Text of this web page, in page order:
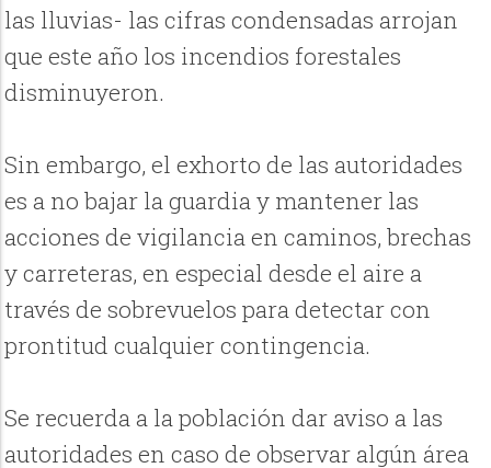
las lluvias- las cifras condensadas arrojan
que este año los incendios forestales
disminuyeron.
Sin embargo, el exhorto de las autoridades
es a no bajar la guardia y mantener las
acciones de vigilancia en caminos, brechas
y carreteras, en especial desde el aire a
través de sobrevuelos para detectar con
prontitud cualquier contingencia.
Se recuerda a la población dar aviso a las
autoridades en caso de observar algún área